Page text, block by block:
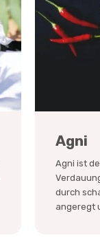
Agni
Agni ist
durch
angeregt